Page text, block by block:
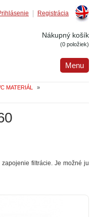
Registrácia
Nákupný košík
(0 položiek)
Menu
MATERIÁL
»
filtrácie. Je možné ju